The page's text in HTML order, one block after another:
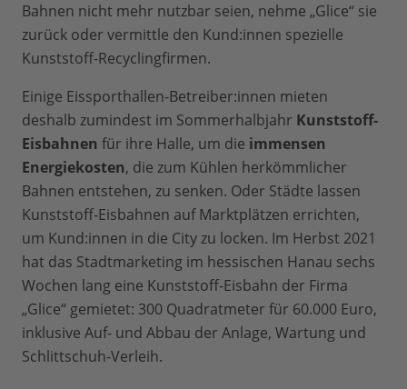
Bahnen nicht mehr nutzbar seien, nehme „Glice“ sie
zurück oder vermittle den Kund:innen spezielle
Kunststoff-Recyclingfirmen.
Einige Eissporthallen-Betreiber:innen mieten
deshalb zumindest im Sommerhalbjahr Kunststoff-
Eisbahnen für ihre Halle, um die immensen
Energiekosten, die zum Kühlen herkömmlicher
Bahnen entstehen, zu senken. Oder Städte lassen
Kunststoff-Eisbahnen auf Marktplätzen errichten,
um Kund:innen in die City zu locken. Im Herbst 2021
hat das Stadtmarketing im hessischen Hanau sechs
Wochen lang eine Kunststoff-Eisbahn der Firma
„Glice“ gemietet: 300 Quadratmeter für 60.000 Euro,
inklusive Auf- und Abbau der Anlage, Wartung und
Schlittschuh-Verleih.